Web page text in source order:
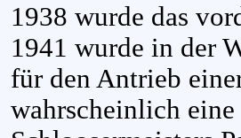
1938 wurde das
1941 wurde in der
für den Antrieb
wahrscheinlich